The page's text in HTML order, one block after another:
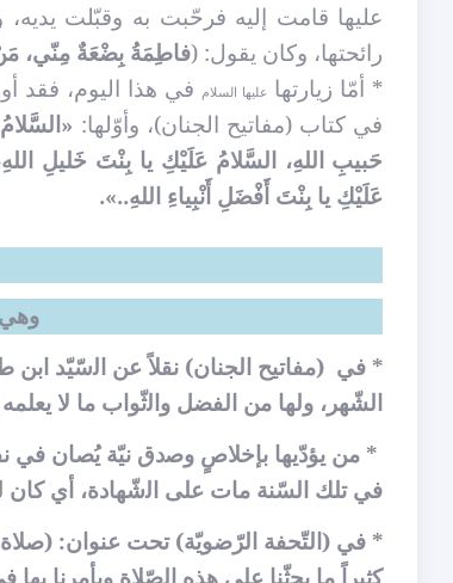
عليها قامت إليه فرحّبت به وقبّلت يديه،
رائحتها، وكان يقول: (فاطِمَةُ بِضْعَةٌ مِنّي،
* أمّا زيارتها عليها السلام في هذا اليوم، فقد
في كتاب (مفاتيح الجنان)، وأوّلها: «
حَبيبِ اللهِ، السَّلامُ عَلَيْكِ يا بِنْتَ خَليلِ
عَلَيْكِ يا بِنْتَ أَفْضَلِ أَنْبِياءِ اللهِ..».
* في (ﻣﻔﺎﺗﻴﺢ ﺍﻟﺠﻨﺎﻥ) نقلاً عن ﺍﻟسّيّد
الشّهر، ﻭﻟﻬﺎ من الفضل ﻭﺍﻟثّواب ﻣﺎ ﻻ‌ ﻳﻌﻠﻤﻪ
* من يؤدّﻳﻬﺎ ﺑﺈﺧﻼ‌ﺹٍ ﻭﺻدﻕ نيّة يُصاﻥ ﻓﻲ
ﻓﻲ تلك ﺍلسّنة ﻣﺎﺕ ﻋﻠﻰ ﺍﻟشّهاﺩﺓ، ﺃﻱ ﻛﺎﻥ
* ﻓﻲ (التّحفة ﺍلرّضويّة) تحت عنواﻥ: (ﺻﻼ‌ﺓ
ﻛثيراً ﻣﺎ ﻳﺤثّنا ﻋﻠﻰ هذه ﺍﻟصّلا‌ﺓ ﻭيأمرﻧﺎ